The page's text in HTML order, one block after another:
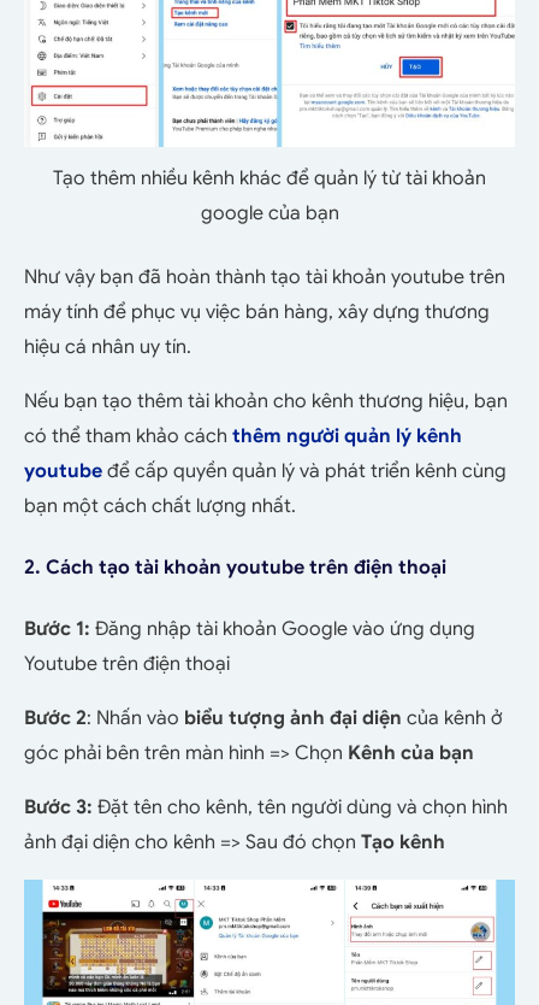
Tạo thêm nhiều kênh khác để quản lý từ tài khoản
google của bạn
Như vậy bạn đã hoàn thành tạo tài khoản youtube trên
máy tính để phục vụ việc bán hàng, xây dựng thương
hiệu cá nhân uy tín.
Nếu bạn tạo thêm tài khoản cho kênh thương hiệu, bạn
có thể tham khảo cách thêm người quản lý kênh
youtube để cấp quyền quản lý và phát triển kênh cùng
bạn một cách chất lượng nhất.
2. Cách tạo tài khoản youtube trên điện thoại
Bước 1: Đăng nhập tài khoản Google vào ứng dụng
Youtube trên điện thoại
Bước 2: Nhấn vào biểu tượng ảnh đại diện của kênh ở
góc phải bên trên màn hình => Chọn Kênh của bạn
Bước 3: Đặt tên cho kênh, tên người dùng và chọn hình
ảnh đại diện cho kênh => Sau đó chọn Tạo kênh